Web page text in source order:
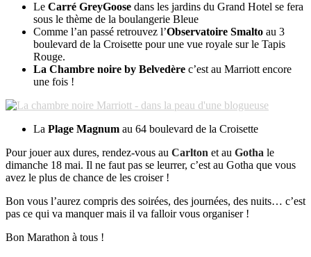
Le Carré GreyGoose dans les jardins du Grand Hotel se fera
sous le thème de la boulangerie Bleue
Comme l’an passé retrouvez l’Observatoire Smalto au 3
boulevard de la Croisette pour une vue royale sur le Tapis
Rouge.
La Chambre noire by Belvedère c’est au Marriott encore
une fois !
La Plage Magnum au 64 boulevard de la Croisette
Pour jouer aux dures, rendez-vous au Carlton et au Gotha le
dimanche 18 mai. Il ne faut pas se leurrer, c’est au Gotha que vous
avez le plus de chance de les croiser !
Bon vous l’aurez compris des soirées, des journées, des nuits… c’est
pas ce qui va manquer mais il va falloir vous organiser !
Bon Marathon à tous !